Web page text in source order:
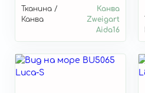
Тканина /
Канва
Канва
Zweigart
Aida16